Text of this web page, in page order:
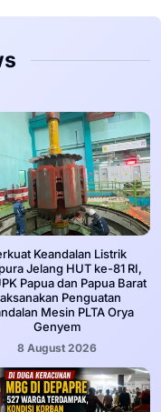
Keandalan Listrik
Jelang HUT ke-81 RI,
Papua dan Papua Barat
Penguatan
Mesin PLTA Orya
Genyem
8 August 2026